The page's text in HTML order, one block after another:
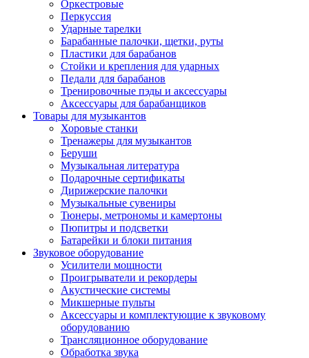
Оркестровые
Перкуссия
Ударные тарелки
Барабанные палочки, щетки, руты
Пластики для барабанов
Стойки и крепления для ударных
Педали для барабанов
Тренировочные пэды и аксессуары
Аксессуары для барабанщиков
Товары для музыкантов
Хоровые станки
Тренажеры для музыкантов
Беруши
Музыкальная литература
Подарочные сертификаты
Дирижерские палочки
Музыкальные сувениры
Тюнеры, метрономы и камертоны
Пюпитры и подсветки
Батарейки и блоки питания
Звуковое оборудование
Усилители мощности
Проигрыватели и рекордеры
Акустические системы
Микшерные пульты
Аксессуары и комплектующие к звуковому
оборудованию
Трансляционное оборудование
Обработка звука